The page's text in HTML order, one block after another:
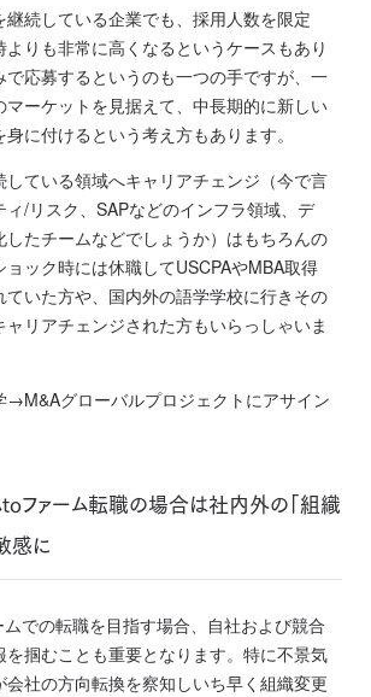
続している企業でも、採用人数を限定
よりも非常に高くなるというケースもあり
で応募するというのも一つの手ですが、一
マーケットを見据えて、中長期的に新しい
に付けるという考え方もあります。
している領域へキャリアチェンジ（今で言
ィ/リスク、SAPなどのインフラ領域、デ
したチームなどでしょうか）はもちろんの
ョック時には休職してUSCPAやMBA取得
ていた方や、国内外の語学学校に行きその
リアチェンジされた方もいらっしゃいま
→M&Aグローバルプロジェクトにアサイン
ファーム転職の場合は社内外の「組織
感に
での転職を目指す場合、自社および競合
掴むことも重要となります。 特に不景気
社の方向転換を察知しいち早く組織変更